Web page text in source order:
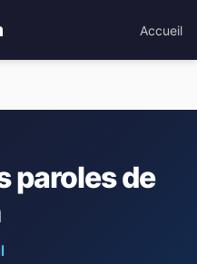
Accueil
paroles de